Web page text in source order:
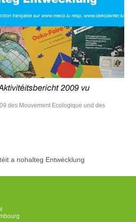
des Mouvement Ecologique und des
a nohalteg Entwécklung